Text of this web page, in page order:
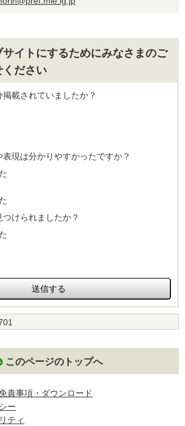
サイトにするためにみなさまのご
ください
載されていましたか？
現は分かりやすかったですか？
けられましたか？
このページのトップへ
責事項・ダウンロード
ー
ティ